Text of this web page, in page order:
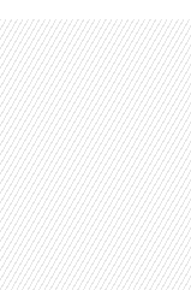
Skip to main content